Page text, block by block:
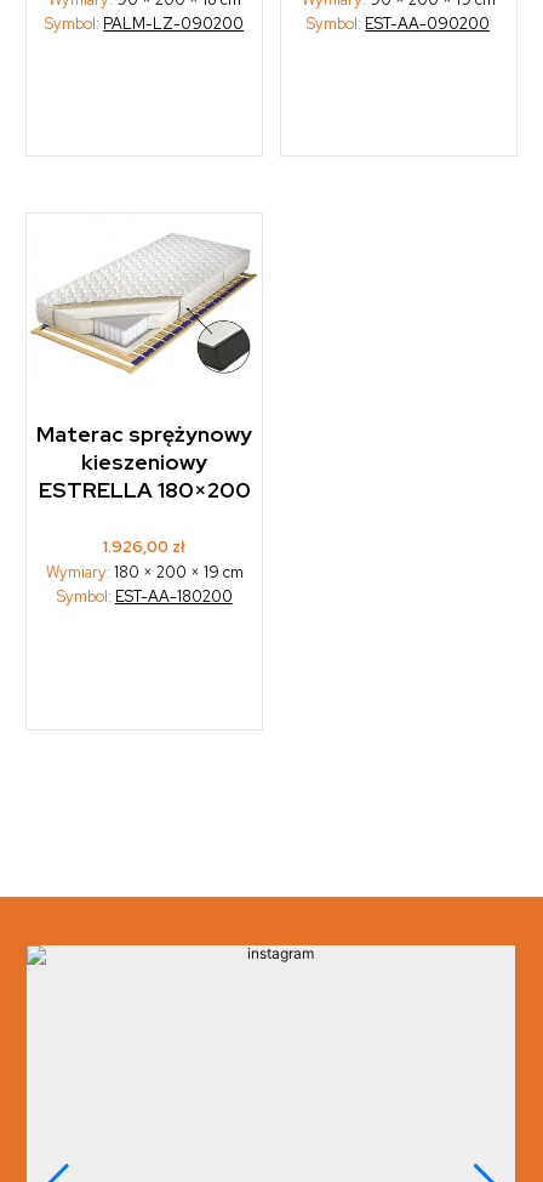
Symbol: PALM-LZ-090200
Symbol: EST-AA-090200
Materac sprężynowy
kieszeniowy
ESTRELLA 180×200
1.926,00 zł
Wymiary: 180 × 200 × 19 cm
Symbol: EST-AA-180200